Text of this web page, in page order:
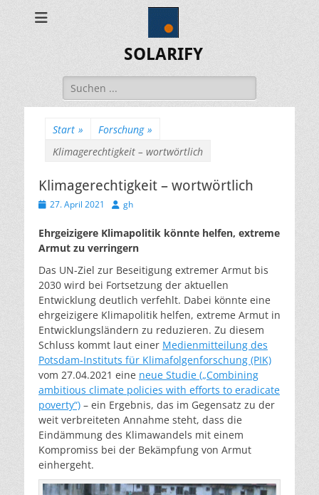
SOLARIFY
Suchen
nach:
Start » Forschung »
Klimagerechtigkeit – wortwörtlich
Klimagerechtigkeit – wortwörtlich
Veröffentlicht
27. April 2021 Autor
gh
Ehrgeizigere Klimapolitik könnte helfen, extreme
Armut zu verringern
Das UN-Ziel zur Beseitigung extremer Armut bis
2030 wird bei Fortsetzung der aktuellen
Entwicklung deutlich verfehlt. Dabei könnte eine
ehrgeizigere Klimapolitik helfen, extreme Armut in
Entwicklungsländern zu reduzieren. Zu diesem
Schluss kommt laut einer Medienmitteilung des
Potsdam-Instituts für Klimafolgenforschung (PIK)
vom 27.04.2021 eine neue Studie („Combining
ambitious climate policies with efforts to eradicate
poverty“) – ein Ergebnis, das im Gegensatz zu der
weit verbreiteten Annahme steht, dass die
Eindämmung des Klimawandels mit einem
Kompromiss bei der Bekämpfung von Armut
einhergeht.